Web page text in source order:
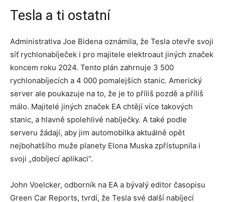
Tesla a ti ostatní
Administrativa Joe Bidena oznámila, že Tesla otevře svoji
síť rychlonabíječek i pro majitele elektroaut jiných značek
koncem roku 2024. Tento plán zahrnuje 3 500
rychlonabíjecích a 4 000 pomalejších stanic. Americký
server ale poukazuje na to, že je to příliš pozdě a příliš
málo. Majitelé jiných značek EA chtějí více takových
stanic, a hlavně spolehlivé nabíječky. A také podle
serveru žádají, aby jim automobilka aktuálně opět
nejbohatšího muže planety Elona Muska zpřístupnila i
svoji „dobíjecí aplikaci“.
John Voelcker, odborník na EA a bývalý editor časopisu
Green Car Reports, tvrdí, že Tesla své další nabíjecí